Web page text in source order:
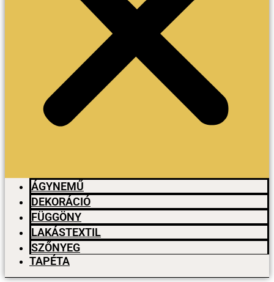
ÁGYNEMŰ
DEKORÁCIÓ
FÜGGÖNY
LAKÁSTEXTIL
SZŐNYEG
TAPÉTA